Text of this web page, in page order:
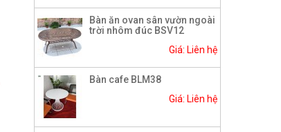
Bàn ăn ovan sân vườn ngoài
trời nhôm đúc BSV12
Giá: Liên hệ
Bàn cafe BLM38
Giá: Liên hệ